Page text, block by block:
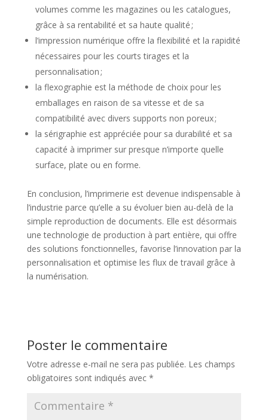
volumes comme les magazines ou les catalogues,
grâce à sa rentabilité et sa haute qualité ;
l’impression numérique offre la flexibilité et la rapidité
nécessaires pour les courts tirages et la
personnalisation ;
la flexographie est la méthode de choix pour les
emballages en raison de sa vitesse et de sa
compatibilité avec divers supports non poreux ;
la sérigraphie est appréciée pour sa durabilité et sa
capacité à imprimer sur presque n’importe quelle
surface, plate ou en forme.
En conclusion, l’imprimerie est devenue indispensable à
l’industrie parce qu’elle a su évoluer bien au-delà de la
simple reproduction de documents. Elle est désormais
une technologie de production à part entière, qui offre
des solutions fonctionnelles, favorise l’innovation par la
personnalisation et optimise les flux de travail grâce à
la numérisation.
Poster le commentaire
Votre adresse e-mail ne sera pas publiée. Les champs
obligatoires sont indiqués avec *